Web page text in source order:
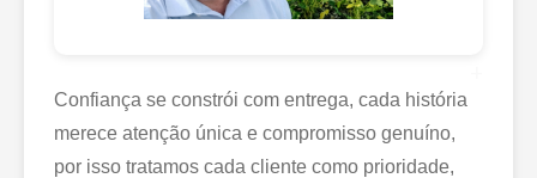
Confiança se constrói com entrega, cada história
merece atenção única e compromisso genuíno,
por isso tratamos cada cliente como prioridade,